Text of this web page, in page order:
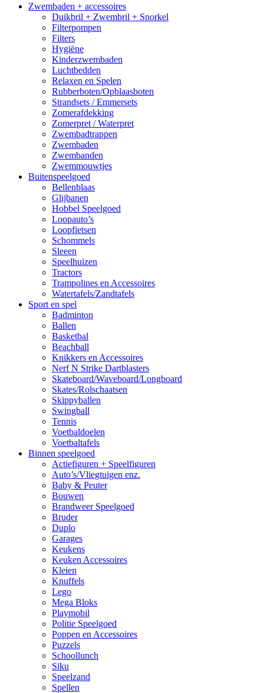
Zwembaden + accessoires
Duikbril + Zwembril + Snorkel
Filterpompen
Filters
Hygiëne
Kinderzwembaden
Luchtbedden
Relaxen en Spelen
Rubberboten/Opblaasboten
Strandsets / Emmersets
Zomerafdekking
Zomerpret / Waterpret
Zwembadtrappen
Zwembaden
Zwembanden
Zwemmouwtjes
Buitenspeelgoed
Bellenblaas
Glijbanen
Hobbel Speelgoed
Loopauto’s
Loopfietsen
Schommels
Sleeen
Speelhuizen
Tractors
Trampolines en Accessoires
Watertafels/Zandtafels
Sport en spel
Badminton
Ballen
Basketbal
Beachball
Knikkers en Accessoires
Nerf N Strike Dartblasters
Skateboard/Waveboard/Longboard
Skates/Rolschaatsen
Skippyballen
Swingball
Tennis
Voetbaldoelen
Voetbaltafels
Binnen speelgoed
Actiefiguren + Speelfiguren
Auto’s/Vliegtuigen enz.
Baby & Peuter
Bouwen
Brandweer Speelgoed
Bruder
Duplo
Garages
Keukens
Keuken Accessoires
Kleien
Knuffels
Lego
Mega Bloks
Playmobil
Politie Speelgoed
Poppen en Accessoires
Puzzels
Schoollunch
Siku
Speelzand
Spellen